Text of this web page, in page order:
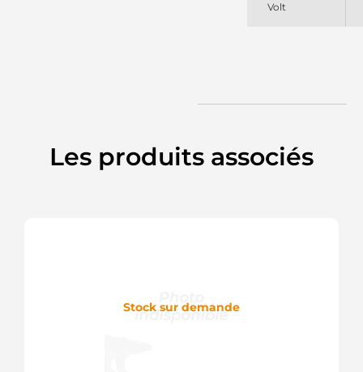
Volt
Les produits associés
Stock sur demande